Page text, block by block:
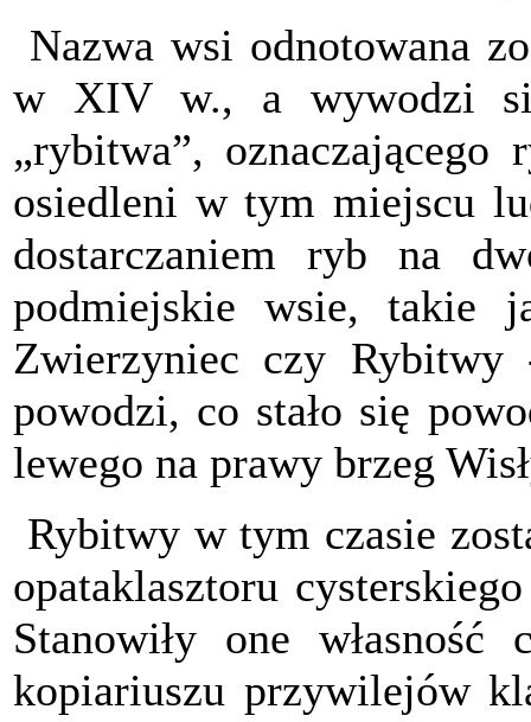
Nazwa wsi odnotowana
w XIV w., a wywodzi
„rybitwa”,
osiedleni w tym miejscu
dostarczaniem ryb na
podmiejskie wsie, takie
Zwierzyniec czy Rybitwy
powodzi, co stało się
lewego na prawy brzeg
Rybitwy w tym czasie
opataklasztoru
Stanowiły one
kopiariuszu przywilejów